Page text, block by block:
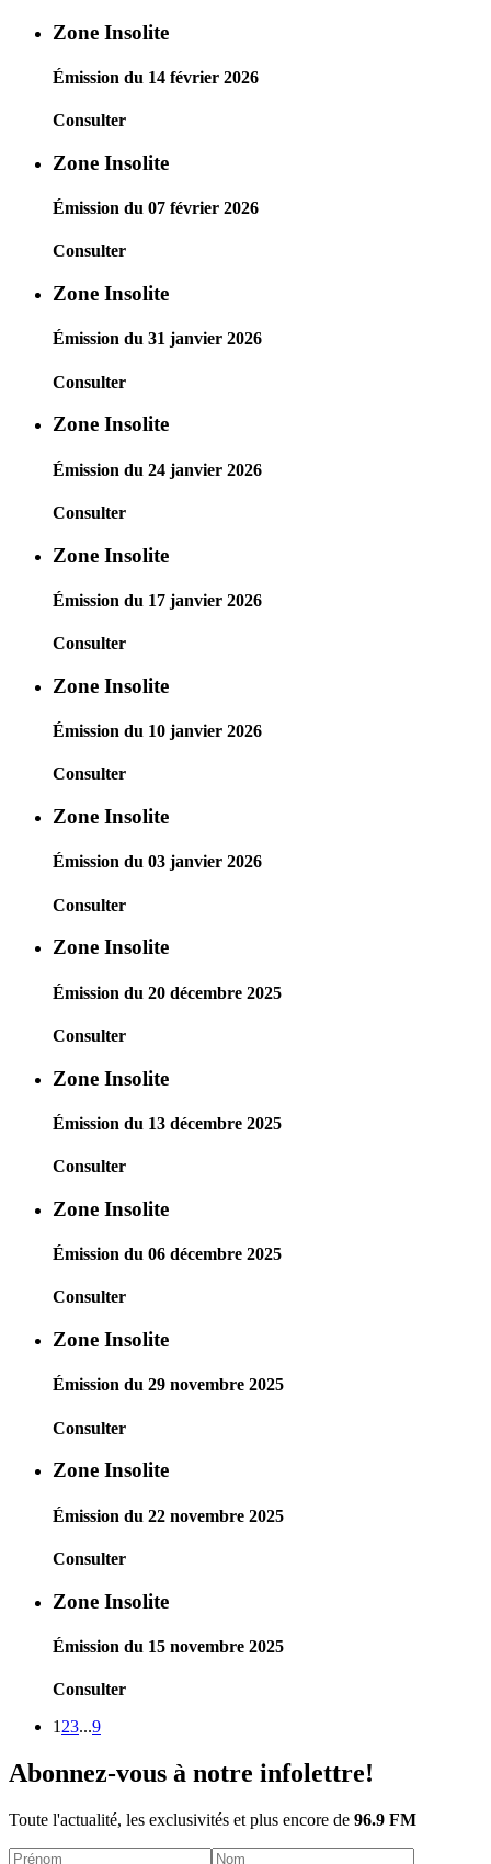
Zone Insolite
Émission du 14 février 2026
Consulter
Zone Insolite
Émission du 07 février 2026
Consulter
Zone Insolite
Émission du 31 janvier 2026
Consulter
Zone Insolite
Émission du 24 janvier 2026
Consulter
Zone Insolite
Émission du 17 janvier 2026
Consulter
Zone Insolite
Émission du 10 janvier 2026
Consulter
Zone Insolite
Émission du 03 janvier 2026
Consulter
Zone Insolite
Émission du 20 décembre 2025
Consulter
Zone Insolite
Émission du 13 décembre 2025
Consulter
Zone Insolite
Émission du 06 décembre 2025
Consulter
Zone Insolite
Émission du 29 novembre 2025
Consulter
Zone Insolite
Émission du 22 novembre 2025
Consulter
Zone Insolite
Émission du 15 novembre 2025
Consulter
1 23...9
Abonnez-vous à notre infolettre!
Toute l'actualité, les exclusivités et plus encore de 96.9 FM